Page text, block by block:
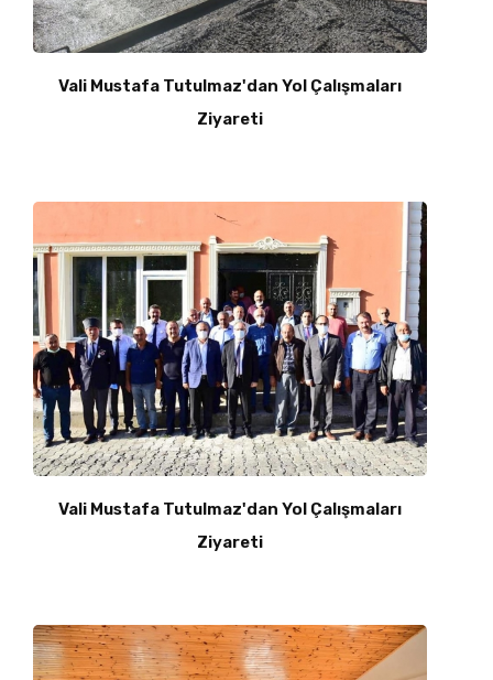
Vali Mustafa Tutulmaz'dan Yol Çalışmaları
Ziyareti
Vali Mustafa Tutulmaz'dan Yol Çalışmaları
Ziyareti